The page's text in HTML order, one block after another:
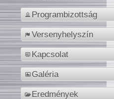
Programbizottság
Versenyhelyszín
Kapcsolat
Galéria
Eredmények